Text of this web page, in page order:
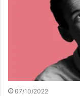
07/10/2022